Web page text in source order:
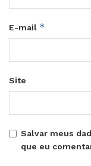
E-mail *
Site
Salvar meus
que eu